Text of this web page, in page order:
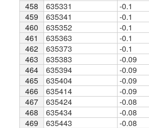
458
635331
-0.1
459
635341
-0.1
460
635352
-0.1
461
635363
-0.1
462
635373
-0.1
463
635383
-0.09
464
635394
-0.09
465
635404
-0.09
466
635414
-0.09
467
635424
-0.08
468
635434
-0.08
469
635443
-0.08
458
459
460
461
462
463
464
465
466
467
468
469